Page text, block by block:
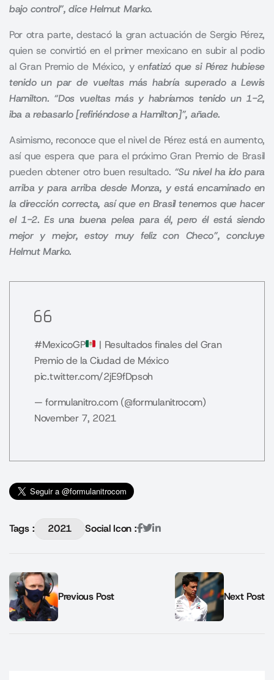
bajo control”, dice Helmut Marko.
Por otra parte, destacó la gran actuación de Sergio Pérez,
quien se convirtió en el primer mexicano en subir al podio
al Gran Premio de México, y enfatizó que si Pérez hubiese
tenido un par de vueltas más habría superado a Lewis
Hamilton. “Dos vueltas más y habríamos tenido un 1-2,
iba a rebasarlo [refiriéndose a Hamilton]”, añade.
Asimismo, reconoce que el nivel de Pérez está en aumento,
así que espera que para el próximo Gran Premio de Brasil
pueden obtener otro buen resultado. “Su nivel ha ido para
arriba y para arriba desde Monza, y está encaminado en
la dirección correcta, así que en Brasil tenemos que hacer
el 1-2. Es una buena pelea para él, pero él está siendo
mejor y mejor, estoy muy feliz con Checo”, concluye
Helmut Marko.
#MexicoGP
| Resultados finales del Gran
Premio de la Ciudad de México
pic.twitter.com/2jE9fDpsoh
— formulanitro.com (@formulanitrocom)
November 7, 2021
Tags : 2021 Social Icon :
Previous Post Next Post